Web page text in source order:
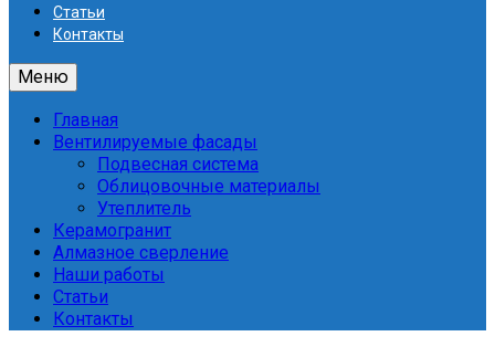
Статьи
Контакты
Меню
Главная
Вентилируемые фасады
Подвесная система
Облицовочные материалы
Утеплитель
Керамогранит
Алмазное сверление
Наши работы
Статьи
Контакты